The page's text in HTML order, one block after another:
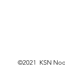
©2021 KSN